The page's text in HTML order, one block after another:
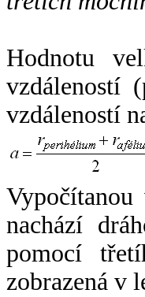
Hodnotu
vzdáleností
vzdáleností
Vypočítanou
nachází
pomocí
zobrazená v